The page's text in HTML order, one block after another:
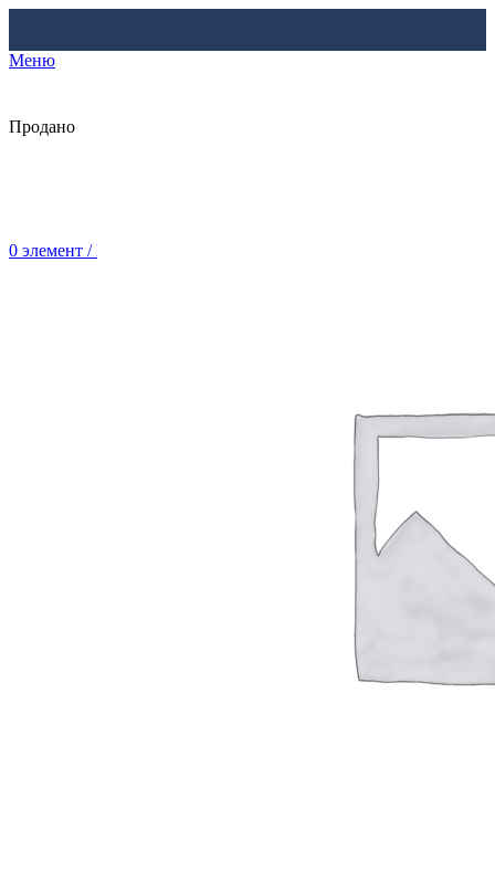
Меню
0 элемент / Br
Продано